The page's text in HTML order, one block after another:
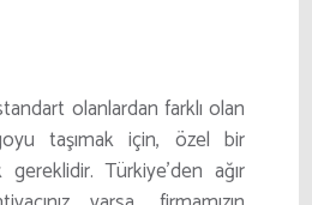
olanlardan farklı olan
taşımak için, özel bir
Türkiye’den ağır